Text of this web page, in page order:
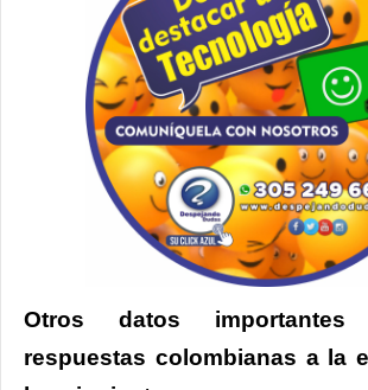
Otros datos
respuestas colombianas a la